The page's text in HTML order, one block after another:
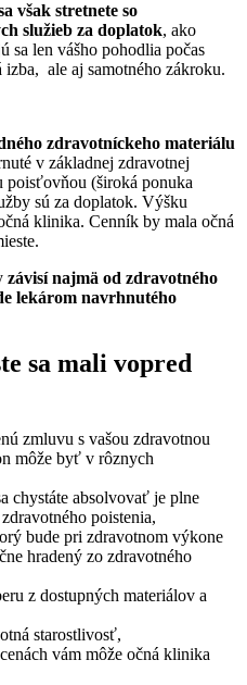
však stretnete so
služieb za doplatok, ako
sa len vášho pohodlia počas
izba, ale aj samotného zákroku.
zdravotníckeho materiálu
v základnej zdravotnej
poisťovňou (široká ponuka
sú za doplatok. Výšku
klinika. Cenník by mala očná
závisí najmä od zdravotného
lekárom navrhnutého
sa mali vopred
zmluvu s vašou zdravotnou
môže byť v rôznych
chystáte absolvovať je plne
poistenia,
bude pri zdravotnom výkone
hradený zo zdravotného
z dostupných materiálov a
starostlivosť,
vám môže očná klinika